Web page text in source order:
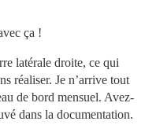
ça !
latérale droite, ce qui
réaliser. Je n’arrive tout
de bord mensuel. Avez-
dans la documentation.